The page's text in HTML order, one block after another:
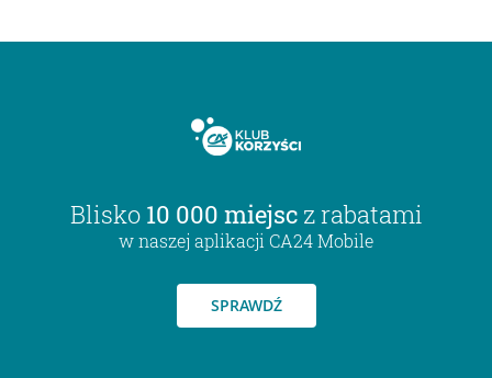
Blisko 10 000 miejsc z rabatami
w naszej aplikacji CA24 Mobile
SPRAWDŹ